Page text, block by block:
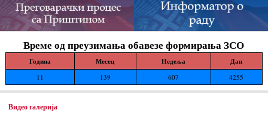
Време од преузимања обавезе формирања ЗСО
Година Месец Недеља Дан
11 139 607 4255
Видео галерија